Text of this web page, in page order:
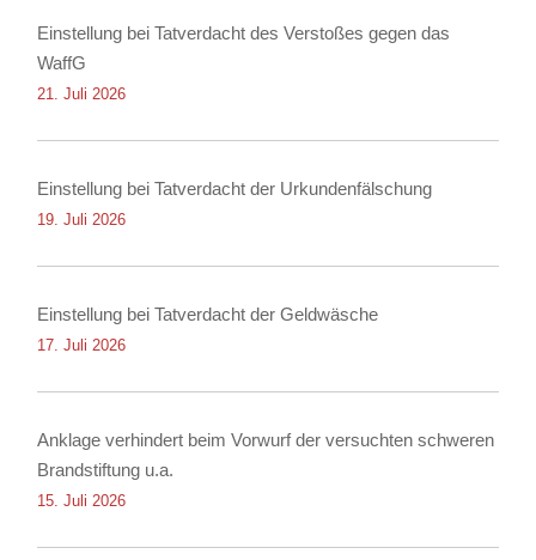
Einstellung bei Tatverdacht des Verstoßes gegen das
WaffG
21. Juli 2026
Einstellung bei Tatverdacht der Urkundenfälschung
19. Juli 2026
Einstellung bei Tatverdacht der Geldwäsche
17. Juli 2026
Anklage verhindert beim Vorwurf der versuchten schweren
Brandstiftung u.a.
15. Juli 2026